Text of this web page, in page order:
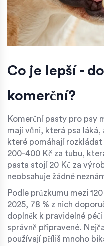
Co je lepší -
komerční?
Komerční pasty pro psy
mají vůni, která psa láká,
které pomáhají
200-400 Kč za tubu,
pasta stojí 20 Kč za
neobsahuje žádné
Podle průzkumu mezi
2025, 78 % z nich
doplněk k pravidelné
správně připravené.
používají příliš mnoho